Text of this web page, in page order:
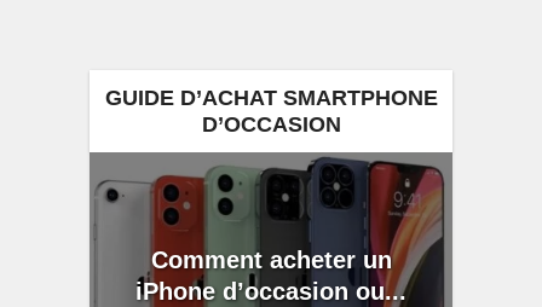
GUIDE D’ACHAT SMARTPHONE
D’OCCASION
Comment acheter un
iPhone d’occasion ou...